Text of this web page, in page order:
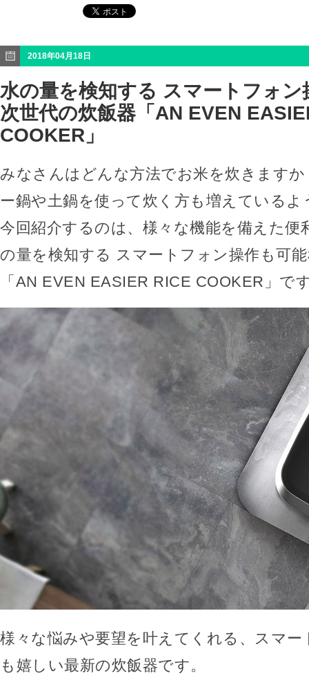
2018年04月18日
水の量を検知する スマートフォン
次世代の炊飯器「AN EVEN
COOKER」
みなさんはどんな方法でお米を炊きます
ー鍋や土鍋を使って炊く方も増えている
今回紹介するのは、様々な機能を備えた便
の量を検知する スマートフォン操作も可
「AN EVEN EASIER RICE COOKER」で
様々な悩みや要望を叶えてくれる、スマ
も嬉しい最新の炊飯器です。